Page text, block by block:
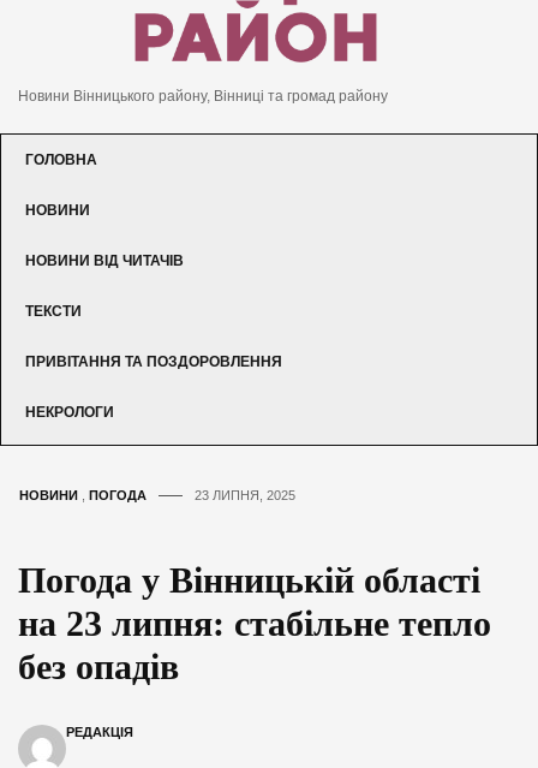
Новини Вінницького району, Вінниці та громад району
ГОЛОВНА
НОВИНИ
НОВИНИ ВІД ЧИТАЧІВ
ТЕКСТИ
ПРИВІТАННЯ ТА ПОЗДОРОВЛЕННЯ
НЕКРОЛОГИ
НОВИНИ ПОГОДА 23 ЛИПНЯ, 2025
Погода у Вінницькій області
на 23 липня: стабільне тепло
без опадів
РЕДАКЦІЯ